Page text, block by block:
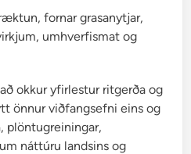
fornar grasanytjar,
umhverfismat og
okkur yfirlestur ritgerða og
önnur viðfangsefni eins og
plöntugreiningar,
náttúru landsins og